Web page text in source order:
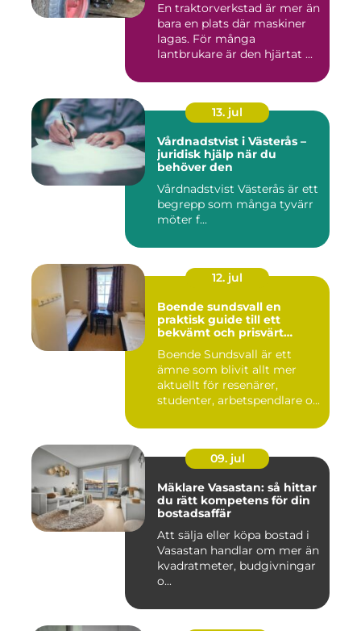
En traktorverkstad är mer än
bara en plats där maskiner
lagas. För många
lantbrukare är den hjärtat ...
13. jul
Vårdnadstvist i Västerås –
juridisk hjälp när du
behöver den
Vårdnadstvist Västerås är ett
begrepp som många tyvärr
möter f...
12. jul
Boende sundsvall en
praktisk guide till ett
bekvämt och prisvärt
Boende Sundsvall är ett
ämne som blivit allt mer
aktuellt för resenärer,
studenter, arbetspendlare o...
09. jul
Mäklare Vasastan: så hittar
du rätt kompetens för din
bostadsaffär
Att sälja eller köpa bostad i
Vasastan handlar om mer än
kvadratmeter, budgivningar
o...